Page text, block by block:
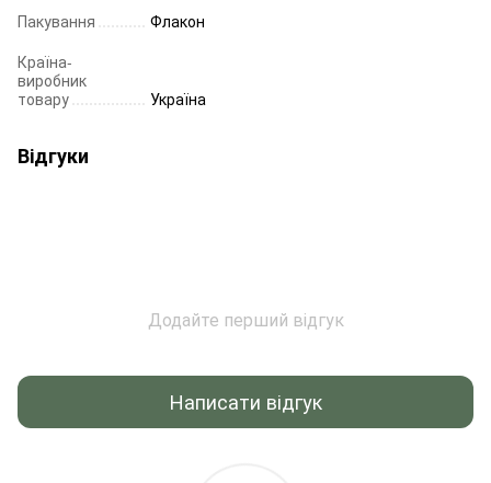
Пакування
Флакон
Країна-
виробник
товару
Україна
Відгуки
Додайте перший відгук
Написати відгук